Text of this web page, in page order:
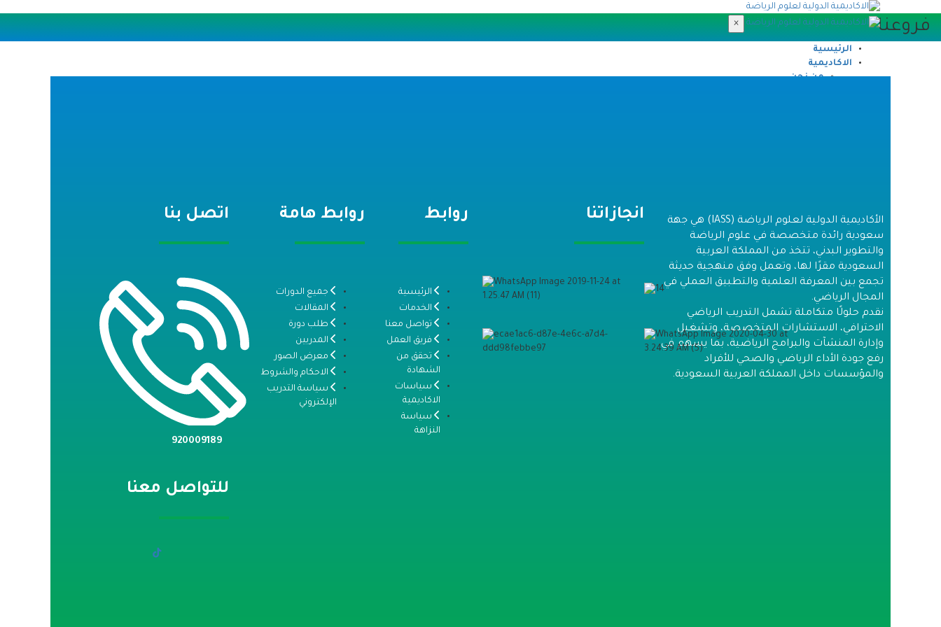
×
الرئيسية
الاكاديمية
من نحن
آراء المشتركين
المركز الإعلامي
معرض الصور
الأخبار
المقالات
المؤتمرات
شـركاء النجاح
العضويات
الأعضاء
عضوية مشترك
عضوية مدرب
عضوية مؤسسة
فروعنا
الأكاديمية الدولية لعلوم الرياضة (IASS) هي جهة
سعودية رائدة متخصصة في علوم الرياضة
والتطوير البدني، تتخذ من المملكة العربية
السعودية مقرًا لها، وتعمل وفق منهجية حديثة
تجمع بين المعرفة العلمية والتطبيق العملي في
المجال الرياضي.
نقدم حلولًا متكاملة تشمل التدريب الرياضي
الاحترافي، الاستشارات المتخصصة، وتشغيل
وإدارة المنشآت والبرامج الرياضية، بما يسهم في
رفع جودة الأداء الرياضي والصحي للأفراد
والمؤسسات داخل المملكة العربية السعودية.
انجازاتنا روابط
الرئيسية
الخدمات
تواصل معنا
فريق العمل
تحقق من
الشهادة
سياسات
الاكاديمية
سياسة
النزاهة
روابط هامة
جميع الدورات
المقالات
طلب دورة
المدربين
معرض الصور
الاحكام والشروط
سياسة التدريب
الإلكتروني
اتصل بنا
920009189
للتواصل معنا